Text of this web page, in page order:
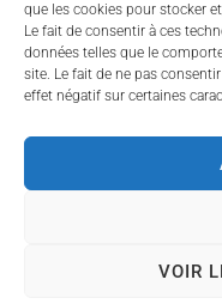
que les cookies pour stocker
Le fait de consentir à ces
données telles que le
site. Le fait de ne pas
effet négatif sur certaines
VOIR
© 2024 Propulsé